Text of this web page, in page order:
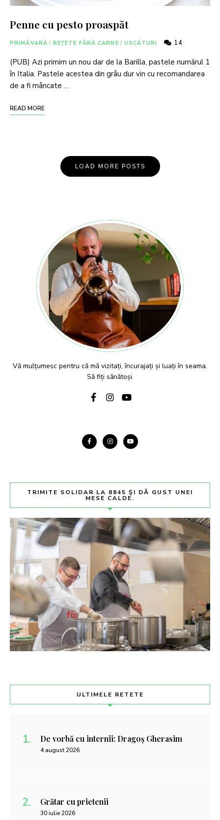
Penne cu pesto proaspăt
PRIMĂVARĂ / REȚETE FĂRĂ CARNE / USCĂTURI 14
(PUB) Azi primim un nou dar de la Barilla, pastele numărul 1
în Italia. Pastele acestea din grâu dur vin cu recomandarea
de a fi mâncate …
READ MORE
LOAD MORE POSTS
Vă mulțumesc pentru că mă vizitați, încurajați și luați în seama.
Să fiți sănătoși.
TRIMITE SOLIDAR LA 8845 ȘI DĂ GUST UNEI
MESE CALDE.
ULTIMELE RETETE
De vorbă cu internii: Dragoș Gherasim
4 august 2026
Grătar cu prietenii
30 iulie 2026